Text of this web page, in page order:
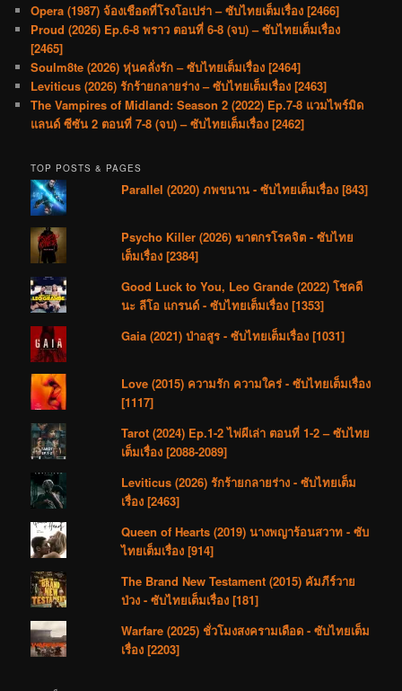
Opera (1987) จ้องเชือดที่โรงโอเปร่า – ซับไทยเต็มเรื่อง [2466]
Proud (2026) Ep.6-8 พราว ตอนที่ 6-8 (จบ) – ซับไทยเต็มเรื่อง
[2465]
Soulm8te (2026) หุ่นคลั่งรัก – ซับไทยเต็มเรื่อง [2464]
Leviticus (2026) รักร้ายกลายร่าง – ซับไทยเต็มเรื่อง [2463]
The Vampires of Midland: Season 2 (2022) Ep.7-8 แวมไพร์มิด
แลนด์ ซีซัน 2 ตอนที่ 7-8 (จบ) – ซับไทยเต็มเรื่อง [2462]
TOP POSTS & PAGES
Parallel (2020) ภพขนาน - ซับไทยเต็มเรื่อง [843]
Psycho Killer (2026) ฆาตกรโรคจิต - ซับไทย
เต็มเรื่อง [2384]
Good Luck to You, Leo Grande (2022) โชคดี
นะ ลีโอ แกรนด์ - ซับไทยเต็มเรื่อง [1353]
Gaia (2021) ป่าอสูร - ซับไทยเต็มเรื่อง [1031]
Love (2015) ความรัก ความใคร่ - ซับไทยเต็มเรื่อง
[1117]
Tarot (2024) Ep.1-2 ไพ่ผีเล่า ตอนที่ 1-2 – ซับไทย
เต็มเรื่อง [2088-2089]
Leviticus (2026) รักร้ายกลายร่าง - ซับไทยเต็ม
เรื่อง [2463]
Queen of Hearts (2019) นางพญาร้อนสวาท - ซับ
ไทยเต็มเรื่อง [914]
The Brand New Testament (2015) คัมภีร์วาย
ป่วง - ซับไทยเต็มเรื่อง [181]
Warfare (2025) ชั่วโมงสงครามเดือด - ซับไทยเต็ม
เรื่อง [2203]